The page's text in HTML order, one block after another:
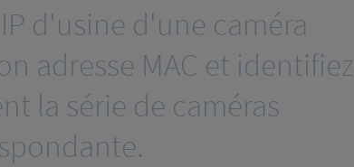
d'usine d'une caméra
adresse MAC et identifiez
la série de caméras